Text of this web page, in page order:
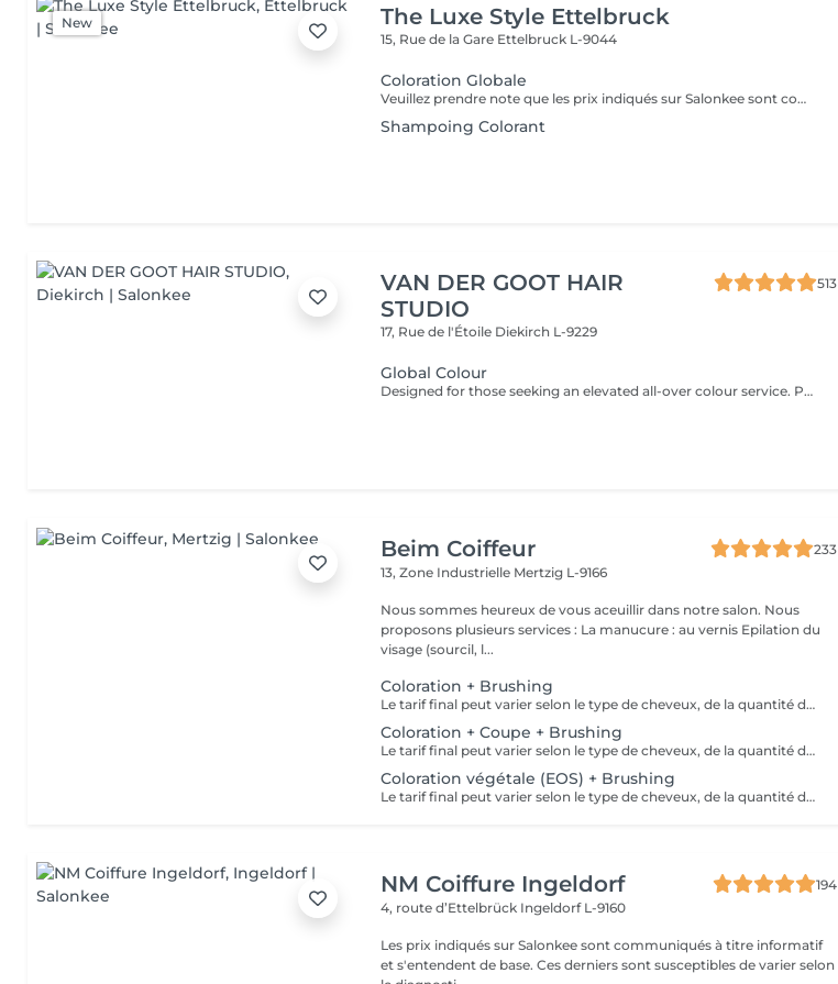
New The Luxe Style Ettelbruck
15, Rue de la Gare Ettelbruck L-9044
Coloration Globale
Veuillez prendre note que les prix indiqués sur Salonkee sont communiqués à titre informatif et s'entendent de base. Ces derniers sont susceptibles de varier selon le diagnostic réalisé à votre arrivée au salon et l'expertise du professionnel à qui vous confiez votre beauté. Dans tous les cas, un devis précis vous sera proposé et toutes réalisations de prestations seront effectuées avec votre accord. Un grand merci d'avance pour votre compréhension. Au plaisir de vous recevoir très vite.
Shampoing Colorant
VAN DER GOOT HAIR
STUDIO
513
17, Rue de l'Étoile Diekirch L-9229
Global Colour
Designed for those seeking an elevated all-over colour service. Perfect for refreshing rich coppers and vibrant reds while adding warmth, elegance and refined depth to brunette tones.
Beim Coiffeur
233
13, Zone Industrielle Mertzig L-9166
Nous sommes heureux de vous aceuillir dans notre salon. Nous
proposons plusieurs services : La manucure : au vernis Epilation du
visage (sourcil, l...
Coloration + Brushing
Le tarif final peut varier selon le type de cheveux, de la quantité de produit utilisée et de la création finalement réalisée.
Coloration + Coupe + Brushing
Le tarif final peut varier selon le type de cheveux, de la quantité de produit utilisée et de la création finalement réalisée.
Coloration végétale (EOS) + Brushing
Le tarif final peut varier selon le type de cheveux, de la quantité de produit utilisée et de la création finalement réalisée.
NM Coiffure Ingeldorf
194
4, route d’Ettelbrück Ingeldorf L-9160
Les prix indiqués sur Salonkee sont communiqués à titre informatif
et s'entendent de base. Ces derniers sont susceptibles de varier selon